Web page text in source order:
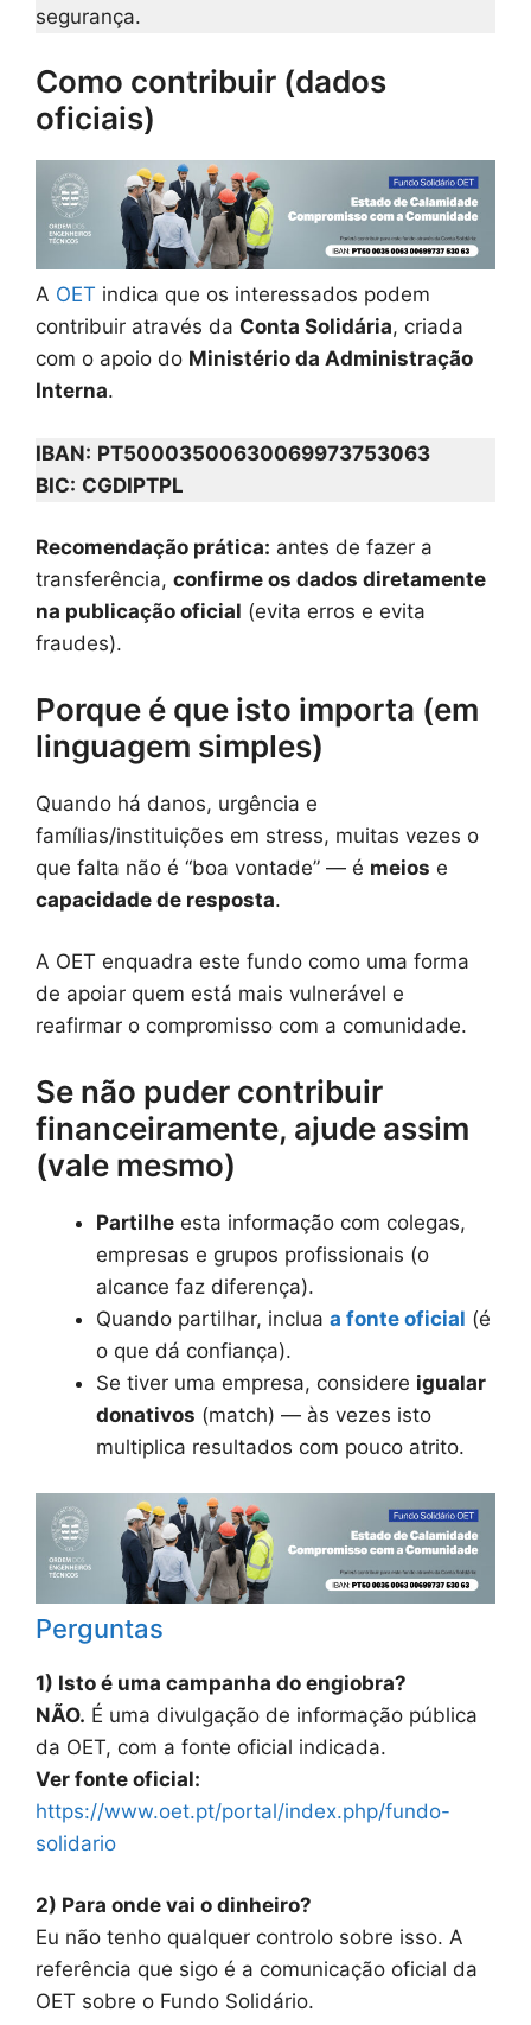
segurança.
Como contribuir (dados
oficiais)
A OET indica que os interessados podem
contribuir através da Conta Solidária, criada
com o apoio do Ministério da Administração
Interna.
IBAN: PT50003500630069973753063
BIC: CGDIPTPL
Recomendação prática: antes de fazer a
transferência, confirme os dados diretamente
na publicação oficial (evita erros e evita
fraudes).
Porque é que isto importa (em
linguagem simples)
Quando há danos, urgência e
famílias/instituições em stress, muitas vezes o
que falta não é “boa vontade” — é meios e
capacidade de resposta.
A OET enquadra este fundo como uma forma
de apoiar quem está mais vulnerável e
reafirmar o compromisso com a comunidade.
Se não puder contribuir
financeiramente, ajude assim
(vale mesmo)
Partilhe esta informação com colegas,
empresas e grupos profissionais (o
alcance faz diferença).
Quando partilhar, inclua a fonte oficial (é
o que dá confiança).
Se tiver uma empresa, considere igualar
donativos (match) — às vezes isto
multiplica resultados com pouco atrito.
Perguntas
1) Isto é uma campanha do engiobra?
NÃO. É uma divulgação de informação pública
da OET, com a fonte oficial indicada.
Ver fonte oficial:
https://www.oet.pt/portal/index.php/fundo-
solidario
2) Para onde vai o dinheiro?
Eu não tenho qualquer controlo sobre isso. A
referência que sigo é a comunicação oficial da
OET sobre o Fundo Solidário.